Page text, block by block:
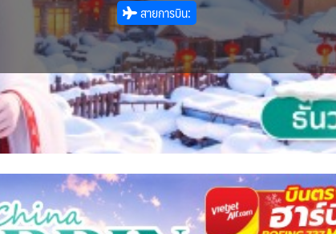
สายการบิน: